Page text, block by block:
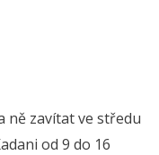
ně zavítat ve středu
od 9 do 16